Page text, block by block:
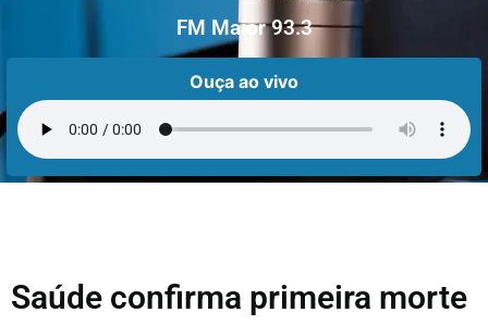
FM Maior 93.3
Ouça ao vivo
Saúde confirma primeira morte